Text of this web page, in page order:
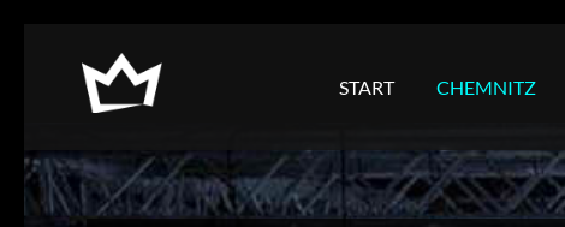
ÜBERSPRINGEN
START
CHEMNITZ